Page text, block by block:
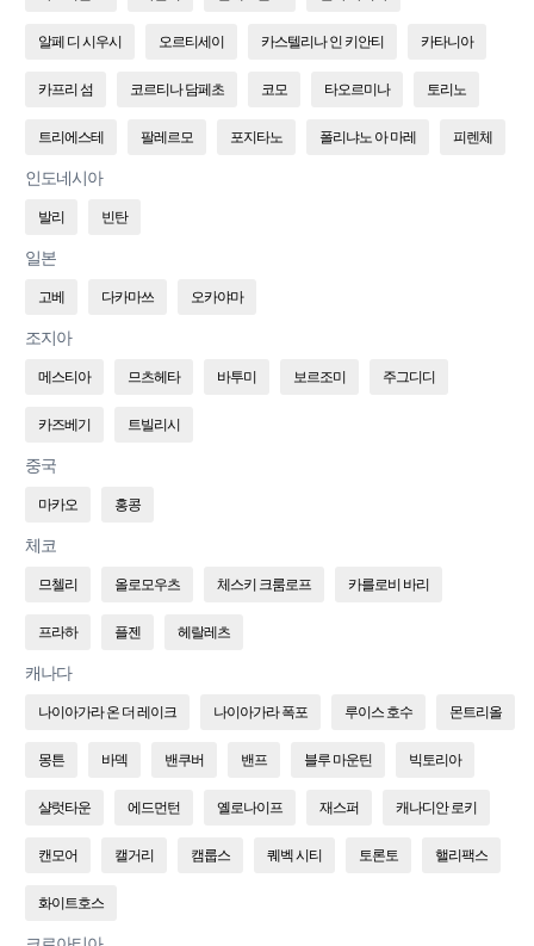
알페 디 시우시 오르티세이 카스텔리나 인 키안티 카타니아
카프리 섬 코르티나 담페초 코모 타오르미나 토리노
트리에스테 팔레르모 포지타노 폴리냐노 아 마레 피렌체
인도네시아
발리 빈탄
일본
고베 다카마쓰 오카야마
조지아
메스티아 므츠헤타 바투미 보르조미 주그디디
카즈베기 트빌리시
중국
마카오 홍콩
체코
므첼리 올로모우츠 체스키 크룸로프 카를로비 바리
프라하 플젠 헤랄레츠
캐나다
나이아가라 온 더 레이크 나이아가라 폭포 루이스 호수 몬트리올
몽튼 바덱 밴쿠버 밴프 블루 마운틴 빅토리아
샬럿타운 에드먼턴 옐로나이프 재스퍼 캐나디안 로키
캔모어 캘거리 캠룹스 퀘벡 시티 토론토 핼리팩스
화이트호스